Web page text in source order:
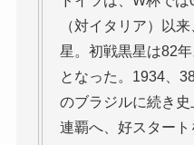
（対イタリア）以
星。初戦黒星は82
となった。1934、
のブラジルに続き
連覇へ、好スタート